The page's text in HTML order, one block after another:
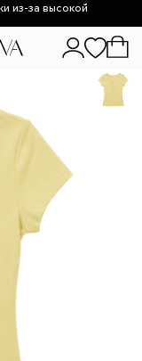
из-за высокой